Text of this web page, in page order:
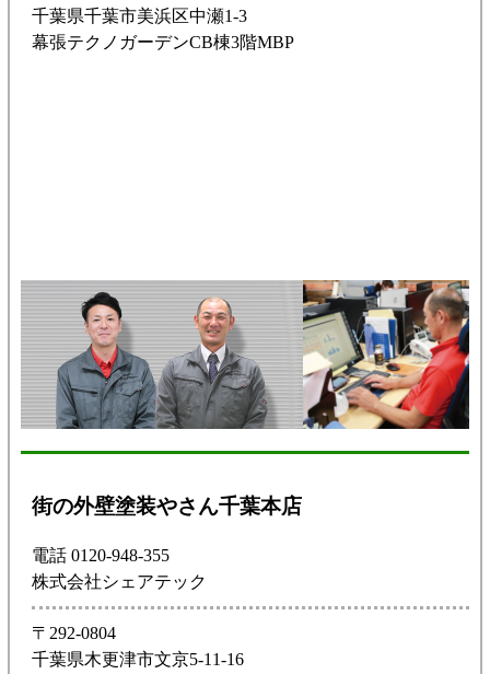
千葉県千葉市美浜区中瀬1-3
幕張テクノガーデンCB棟3階MBP
街の外壁塗装やさん千葉本店
電話 0120-948-355
株式会社シェアテック
〒292-0804
千葉県木更津市文京5-11-16